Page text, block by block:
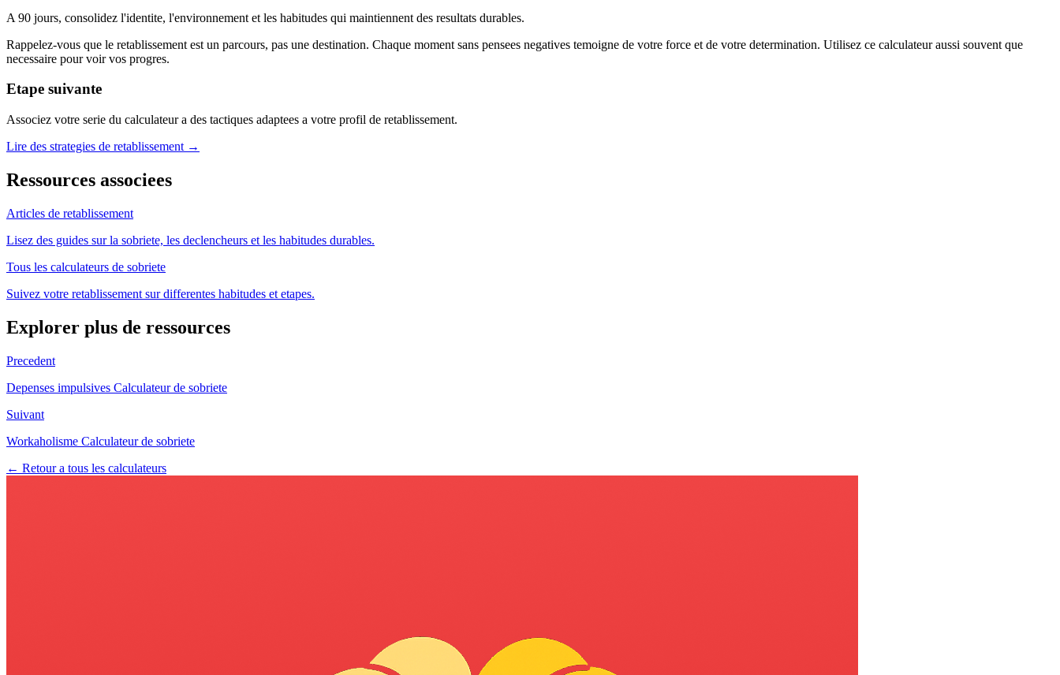
A 90 jours, consolidez l'identite, l'environnement et les habitudes qui maintiennent des resultats durables.
Rappelez-vous que le retablissement est un parcours, pas une destination. Chaque moment sans pensees negatives temoigne de votre force et de votre determination. Utilisez ce calculateur aussi souvent que
necessaire pour voir vos progres.
Etape suivante
Associez votre serie du calculateur a des tactiques adaptees a votre profil de retablissement.
Lire des strategies de retablissement →
Ressources associees
Articles de retablissement
Lisez des guides sur la sobriete, les declencheurs et les habitudes durables.
Tous les calculateurs de sobriete
Suivez votre retablissement sur differentes habitudes et etapes.
Explorer plus de ressources
Precedent
Depenses impulsives Calculateur de sobriete
Suivant
Workaholisme Calculateur de sobriete
← Retour a tous les calculateurs